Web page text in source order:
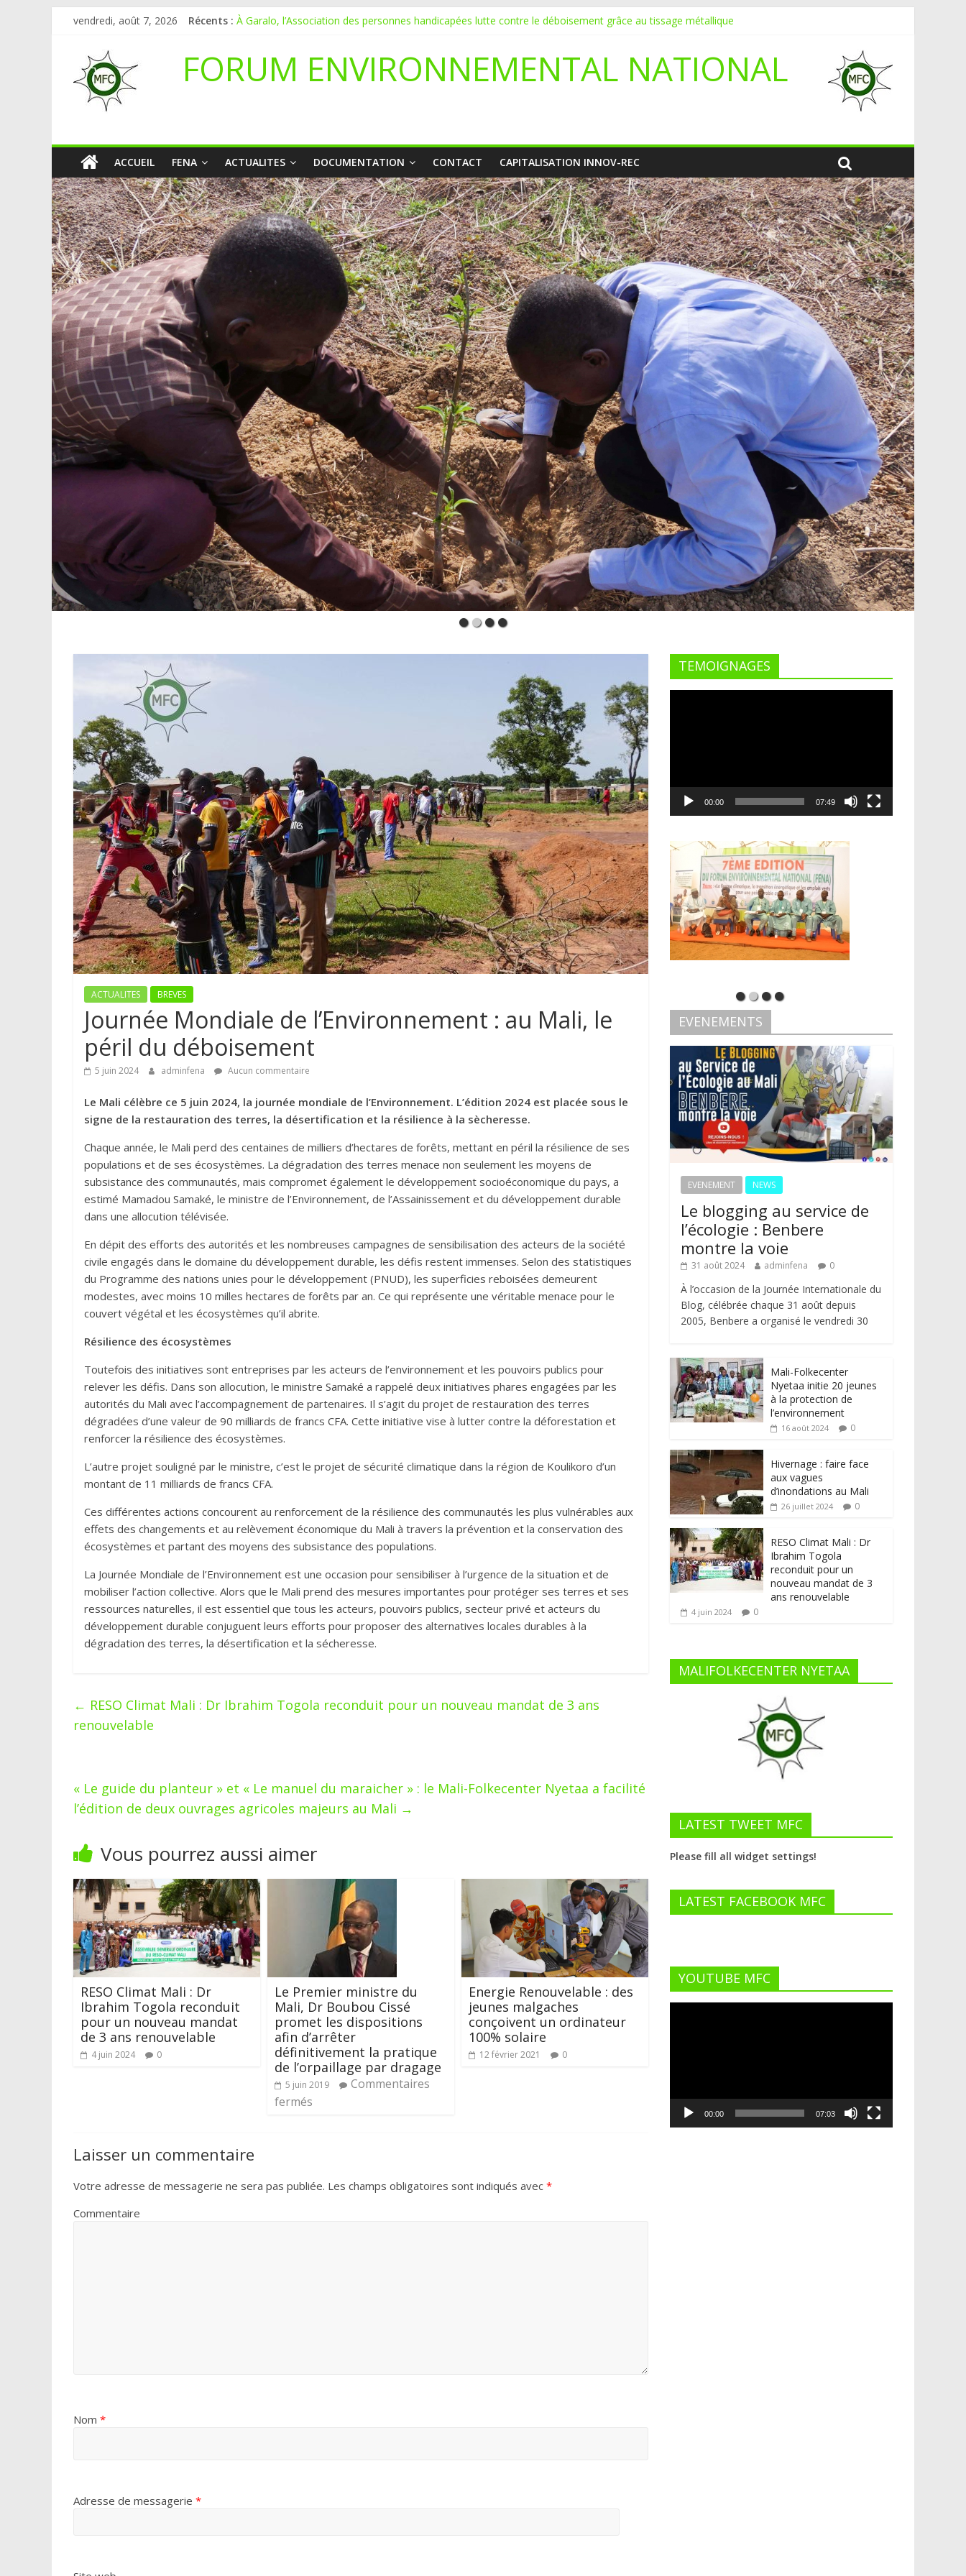
vendredi, août 7, 2026 Récents : À Garalo, l’Association des personnes handicapées lutte contre le déboisement grâce au tissage métallique
Inondations : le Mali déclare l’état de catastrophe nationale
Mali-Folkecenter Nyetaa initie 20 jeunes à la protection de l’environnement
FORUM ENVIRONNEMENTAL NATIONAL
ACCUEIL FENA ACTUALITES DOCUMENTATION CONTACT CAPITALISATION INNOV-REC
ACTUALITES BREVES
Journée Mondiale de l’Environnement : au Mali, le
péril du déboisement
5 juin 2024 adminfena Aucun commentaire
Le Mali célèbre ce 5 juin 2024, la journée mondiale de l’Environnement. L’édition 2024 est placée sous le
signe de la restauration des terres, la désertification et la résilience à la sècheresse.
Chaque année, le Mali perd des centaines de milliers d’hectares de forêts, mettant en péril la résilience de ses
populations et de ses écosystèmes. La dégradation des terres menace non seulement les moyens de
subsistance des communautés, mais compromet également le développement socioéconomique du pays, a
estimé Mamadou Samaké, le ministre de l’Environnement, de l’Assainissement et du développement durable
dans une allocution télévisée.
En dépit des efforts des autorités et les nombreuses campagnes de sensibilisation des acteurs de la société
civile engagés dans le domaine du développement durable, les défis restent immenses. Selon des statistiques
du Programme des nations unies pour le développement (PNUD), les superficies reboisées demeurent
modestes, avec moins 10 milles hectares de forêts par an. Ce qui représente une véritable menace pour le
couvert végétal et les écosystèmes qu’il abrite.
Résilience des écosystèmes
Toutefois des initiatives sont entreprises par les acteurs de l’environnement et les pouvoirs publics pour
relever les défis. Dans son allocution, le ministre Samaké a rappelé deux initiatives phares engagées par les
autorités du Mali avec l’accompagnement de partenaires. Il s’agit du projet de restauration des terres
dégradées d’une valeur de 90 milliards de francs CFA. Cette initiative vise à lutter contre la déforestation et
renforcer la résilience des écosystèmes.
L’autre projet souligné par le ministre, c’est le projet de sécurité climatique dans la région de Koulikoro d’un
montant de 11 milliards de francs CFA.
Ces différentes actions concourent au renforcement de la résilience des communautés les plus vulnérables aux
effets des changements et au relèvement économique du Mali à travers la prévention et la conservation des
écosystèmes et partant des moyens des subsistance des populations.
La Journée Mondiale de l’Environnement est une occasion pour sensibiliser à l’urgence de la situation et de
mobiliser l’action collective. Alors que le Mali prend des mesures importantes pour protéger ses terres et ses
ressources naturelles, il est essentiel que tous les acteurs, pouvoirs publics, secteur privé et acteurs du
développement durable conjuguent leurs efforts pour proposer des alternatives locales durables à la
dégradation des terres, la désertification et la sécheresse.
← RESO Climat Mali : Dr Ibrahim Togola reconduit pour un nouveau mandat de 3 ans
renouvelable
« Le guide du planteur » et « Le manuel du maraicher » : le Mali-Folkecenter Nyetaa a facilité
l’édition de deux ouvrages agricoles majeurs au Mali →
Vous pourrez aussi aimer
RESO Climat Mali : Dr
Ibrahim Togola reconduit
pour un nouveau mandat
de 3 ans renouvelable
4 juin 2024 0
Le Premier ministre du
Mali, Dr Boubou Cissé
promet les dispositions
afin d’arrêter
définitivement la pratique
de l’orpaillage par dragage
5 juin 2019
Commentaires
fermés
Energie Renouvelable : des
jeunes malgaches
conçoivent un ordinateur
100% solaire
12 février 2021 0
Laisser un commentaire
Votre adresse de messagerie ne sera pas publiée. Les champs obligatoires sont indiqués avec *
Commentaire
Nom *
Adresse de messagerie *
TEMOIGNAGES
00:00 07:49
EVENEMENTS
EVENEMENT NEWS
Le blogging au service de
l’écologie : Benbere
montre la voie
31 août 2024 adminfena 0
À l’occasion de la Journée Internationale du
Blog, célébrée chaque 31 août depuis
2005, Benbere a organisé le vendredi 30
Mali-Folkecenter
Nyetaa initie 20 jeunes
à la protection de
l’environnement
16 août 2024 0
Hivernage : faire face
aux vagues
d’inondations au Mali
26 juillet 2024 0
RESO Climat Mali : Dr
Ibrahim Togola
reconduit pour un
nouveau mandat de 3
ans renouvelable
4 juin 2024 0
MALIFOLKECENTER NYETAA
LATEST TWEET MFC
Please fill all widget settings!
LATEST FACEBOOK MFC
YOUTUBE MFC
00:00 07:03